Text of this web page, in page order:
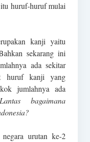
huruf-huruf mulai
kanji yaitu
sekarang ini
ada sekitar
huruf kanji yang
jumlahnya ada
Lantas bagaimana
urutan ke-2